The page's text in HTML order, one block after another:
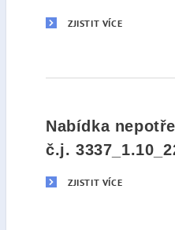
ZJISTIT VÍCE
Nabídka
č.j.
ZJISTIT VÍCE